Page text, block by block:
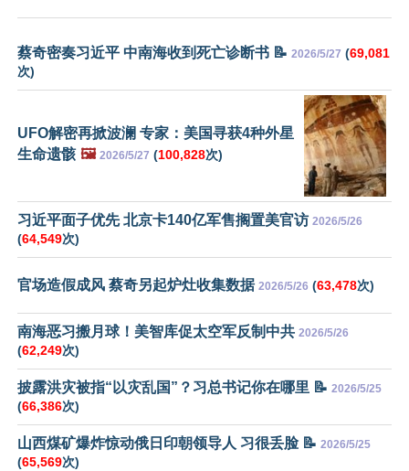
蔡奇密奏习近平 中南海收到死亡诊断书 📝 2026/5/27 (69,081
次)
UFO解密再掀波澜 专家：美国寻获4种外星
生命遗骸 🖼️ 2026/5/27 (100,828次)
习近平面子优先 北京卡140亿军售搁置美官访 2026/5/26
(64,549次)
官场造假成风 蔡奇另起炉灶收集数据 2026/5/26 (63,478次)
南海恶习搬月球！美智库促太空军反制中共 2026/5/26
(62,249次)
披露洪灾被指“以灾乱国”？习总书记你在哪里 📝 2026/5/25
(66,386次)
山西煤矿爆炸惊动俄日印朝领导人 习很丢脸 📝 2026/5/25
(65,569次)